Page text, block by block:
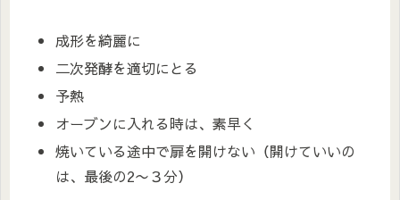
成形を綺麗に
二次発酵を適切にとる
予熱
オーブンに入れる時は、素早く
焼いている途中で扉を開けない（開けていいの
は、最後の2〜３分）